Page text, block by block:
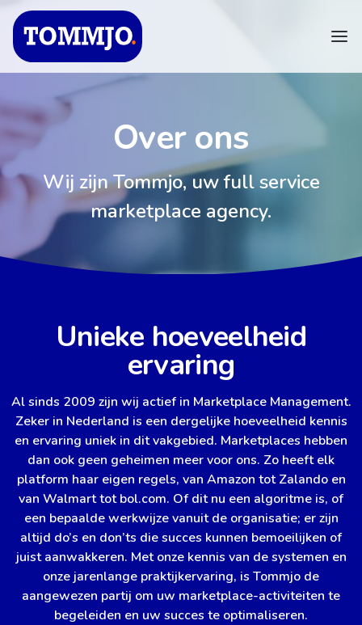
Over ons
Wij zijn Tommjo, uw full service
marketplace agency.
Unieke hoeveelheid
ervaring
Al sinds 2009 zijn wij actief in Marketplace Management.
Zeker in Nederland is een dergelijke hoeveelheid kennis
en ervaring uniek in dit vakgebied. Marketplaces hebben
dan ook geen geheimen meer voor ons. Zo heeft elk
platform haar eigen regels, van Amazon tot Zalando en
van Walmart tot bol.com. Of dit nu een algoritme is, of
een bepaalde werkwijze vanuit de organisatie; er zijn
altijd do’s en don’ts die succes kunnen bemoeilijken of
juist aanwakkeren. Met onze kennis van de systemen en
onze jarenlange praktijkervaring, is Tommjo de
aangewezen partij om uw marketplace-activiteiten te
begeleiden en uw succes te optimaliseren.